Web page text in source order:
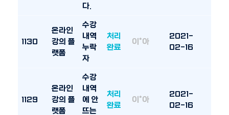
다.
1130
온라인
강의 플
랫폼
수강
내역
누락
자
처리
완료
이*아
2021-
02-16
1129
온라인
강의 플
랫폼
수강
내역
에 안
뜨는
처리
완료
이*아
2021-
02-16